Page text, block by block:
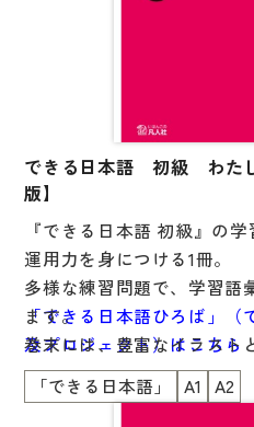
できる日本語 初級 わた
版】
『できる日本語 初級』の
運用力を身につける1冊。
多様な練習問題で、学習語
ます。
巻末には、豊富なイラスト
集「もっと覚えたい人のた
工夫次第でさまざまな使い
「できる日本語ひろば」（
及プロジェクト）はこちら
「できる日本語」
A1 A2